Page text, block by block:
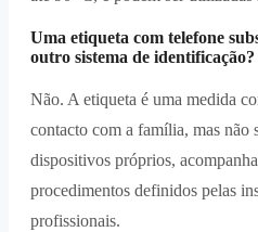
Uma etiqueta com telefone
outro sistema de identificação?
Não. A etiqueta é uma medida
contacto com a família, mas não
dispositivos próprios,
procedimentos definidos pelas
profissionais.